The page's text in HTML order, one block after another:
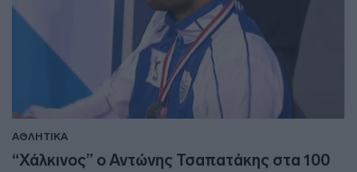
ΑΘΛΗΤΙΚΑ
“Χάλκινος” ο Αντώνης Τσαπατάκης στα 100